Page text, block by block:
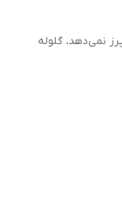
نمی‌دهد، گلوله